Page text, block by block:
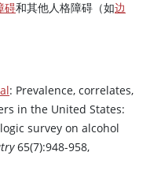
碍和其他人格障碍（如边
: Prevalence, correlates,
in the United States:
survey on alcohol
65(7):948-958,